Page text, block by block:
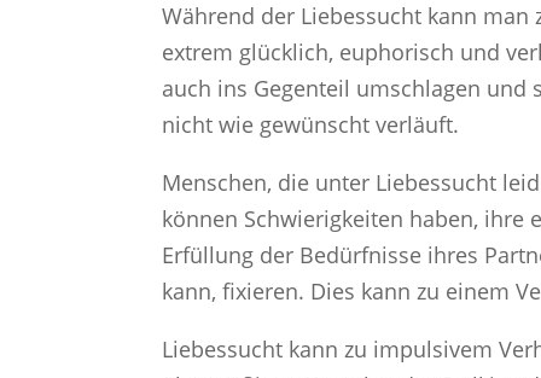
Während der Liebessucht kann
extrem glücklich, euphorisch und
auch ins Gegenteil umschlagen und
nicht wie gewünscht verläuft.
Menschen, die unter Liebessucht
können Schwierigkeiten haben, ihre
Erfüllung der Bedürfnisse ihres
kann, fixieren. Dies kann zu einem
Liebessucht kann zu impulsivem